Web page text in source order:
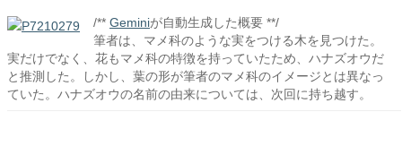
/** Geminiが自動生成した概要 **/
筆者は、マメ科のような実をつける木を見つけた。
実だけでなく、花もマメ科の特徴を持っていたため、ハナズオウだ
と推測した。しかし、葉の形が筆者のマメ科のイメージとは異なっ
ていた。ハナズオウの名前の由来については、次回に持ち越す。